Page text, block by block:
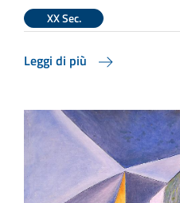
XX Sec.
Leggi di più